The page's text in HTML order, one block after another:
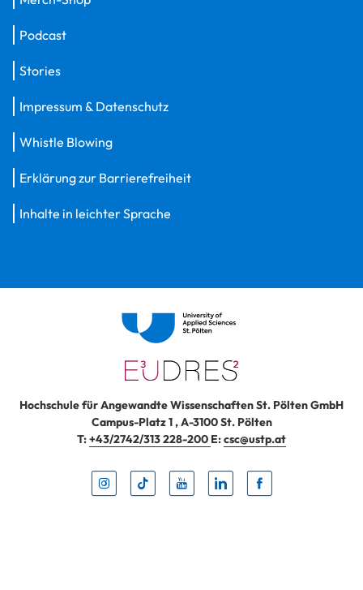
Podcast
Stories
Impressum & Datenschutz
Whistle Blowing
Erklärung zur Barrierefreiheit
Inhalte in leichter Sprache
Hochschule für Angewandte Wissenschaften St. Pölten GmbH
Campus-Platz 1,A-3100St. Pölten
T:+43/2742/313 228-200 E:csc@ustp.at